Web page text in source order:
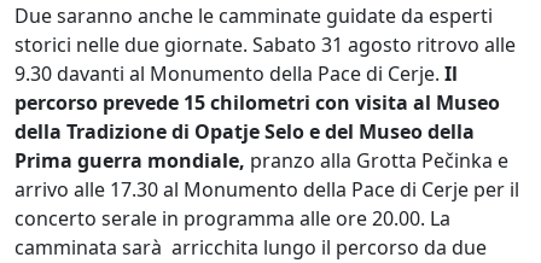
Due saranno anche le camminate guidate da esperti
storici nelle due giornate. Sabato 31 agosto ritrovo alle
9.30 davanti al Monumento della Pace di Cerje. Il
percorso prevede 15 chilometri con visita al Museo
della Tradizione di Opatje Selo e del Museo della
Prima guerra mondiale, pranzo alla Grotta Pečinka e
arrivo alle 17.30 al Monumento della Pace di Cerje per il
concerto serale in programma alle ore 20.00. La
camminata sarà arricchita lungo il percorso da due